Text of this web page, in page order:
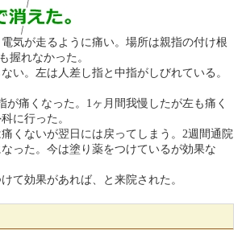
気が走るように痛い。場所は親指の付け根
握れなかった。
い。左は人差し指と中指がしびれている。
が痛くなった。1ヶ月間我慢したが左も痛く
に行った。
くないが翌日には戻ってしまう。2週間通院
った。今は塗り薬をつけているが効果な
て効果があれば、と来院された。